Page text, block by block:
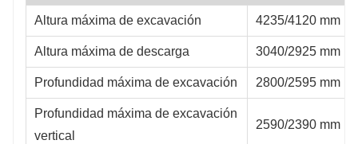
Altura máxima de excavación 4235/4120 mm
Altura máxima de descarga 3040/2925 mm
Profundidad máxima de excavación 2800/2595 mm
Profundidad máxima de excavación
vertical
2590/2390 mm